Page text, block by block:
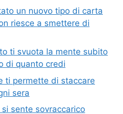
un nuovo tipo di carta
riesce a smettere di
ti svuota la mente subito
di quanto credi
ti permette di staccare
sera
sente sovraccarico